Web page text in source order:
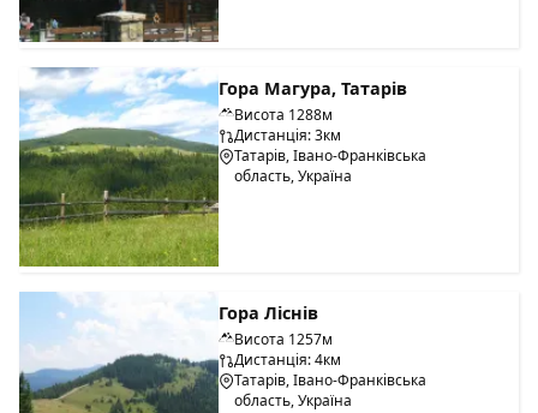
Гора Магура, Татарів
Висота 1288м
Дистанція: 3км
Татарів, Івано-Франківська
область, Україна
Гора Ліснів
Висота 1257м
Дистанція: 4км
Татарів, Івано-Франківська
область, Україна